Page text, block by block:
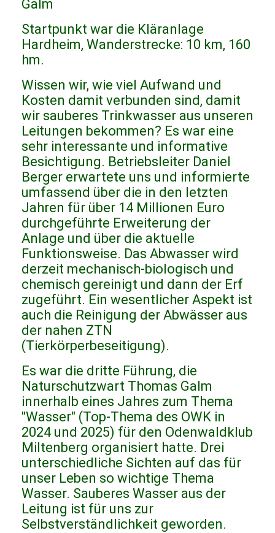
Galm
Startpunkt war die Kläranlage
Hardheim, Wanderstrecke: 10 km, 160
hm.
Wissen wir, wie viel Aufwand und
Kosten damit verbunden sind, damit
wir sauberes Trinkwasser aus unseren
Leitungen bekommen? Es war eine
sehr interessante und informative
Besichtigung. Betriebsleiter Daniel
Berger erwartete uns und informierte
umfassend über die in den letzten
Jahren für über 14 Millionen Euro
durchgeführte Erweiterung der
Anlage und über die aktuelle
Funktionsweise. Das Abwasser wird
derzeit mechanisch-biologisch und
chemisch gereinigt und dann der Erf
zugeführt. Ein wesentlicher Aspekt ist
auch die Reinigung der Abwässer aus
der nahen ZTN
(Tierkörperbeseitigung).
Es war die dritte Führung, die
Naturschutzwart Thomas Galm
innerhalb eines Jahres zum Thema
"Wasser" (Top-Thema des OWK in
2024 und 2025) für den Odenwaldklub
Miltenberg organisiert hatte. Drei
unterschiedliche Sichten auf das für
unser Leben so wichtige Thema
Wasser. Sauberes Wasser aus der
Leitung ist für uns zur
Selbstverständlichkeit geworden.